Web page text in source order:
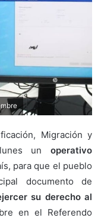
Migración y
un operativo
para que el pueblo
documento de
su derecho al
en el Referendo